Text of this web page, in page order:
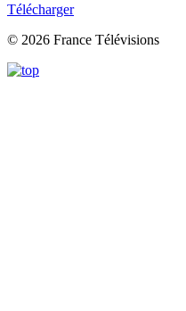
Télécharger
© 2026 France Télévisions